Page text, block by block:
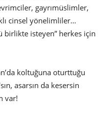
gayrımüslimler,
cinsel yönelimliler…
birlikte isteyen” herkes için
koltuğuna oturttuğu
asarsın da kesersin
var!